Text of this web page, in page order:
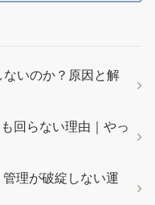
いのか？原因と解
回らない理由｜やっ
理が破綻しない運